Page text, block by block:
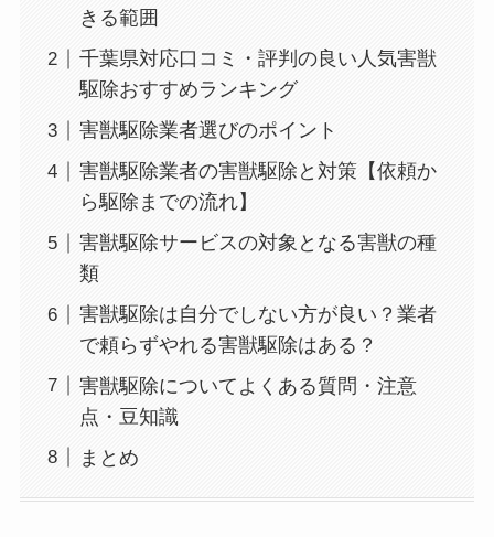
きる範囲
千葉県対応口コミ・評判の良い人気害獣
駆除おすすめランキング
害獣駆除業者選びのポイント
害獣駆除業者の害獣駆除と対策【依頼か
ら駆除までの流れ】
害獣駆除サービスの対象となる害獣の種
類
害獣駆除は自分でしない方が良い？業者
で頼らずやれる害獣駆除はある？
害獣駆除についてよくある質問・注意
点・豆知識
まとめ